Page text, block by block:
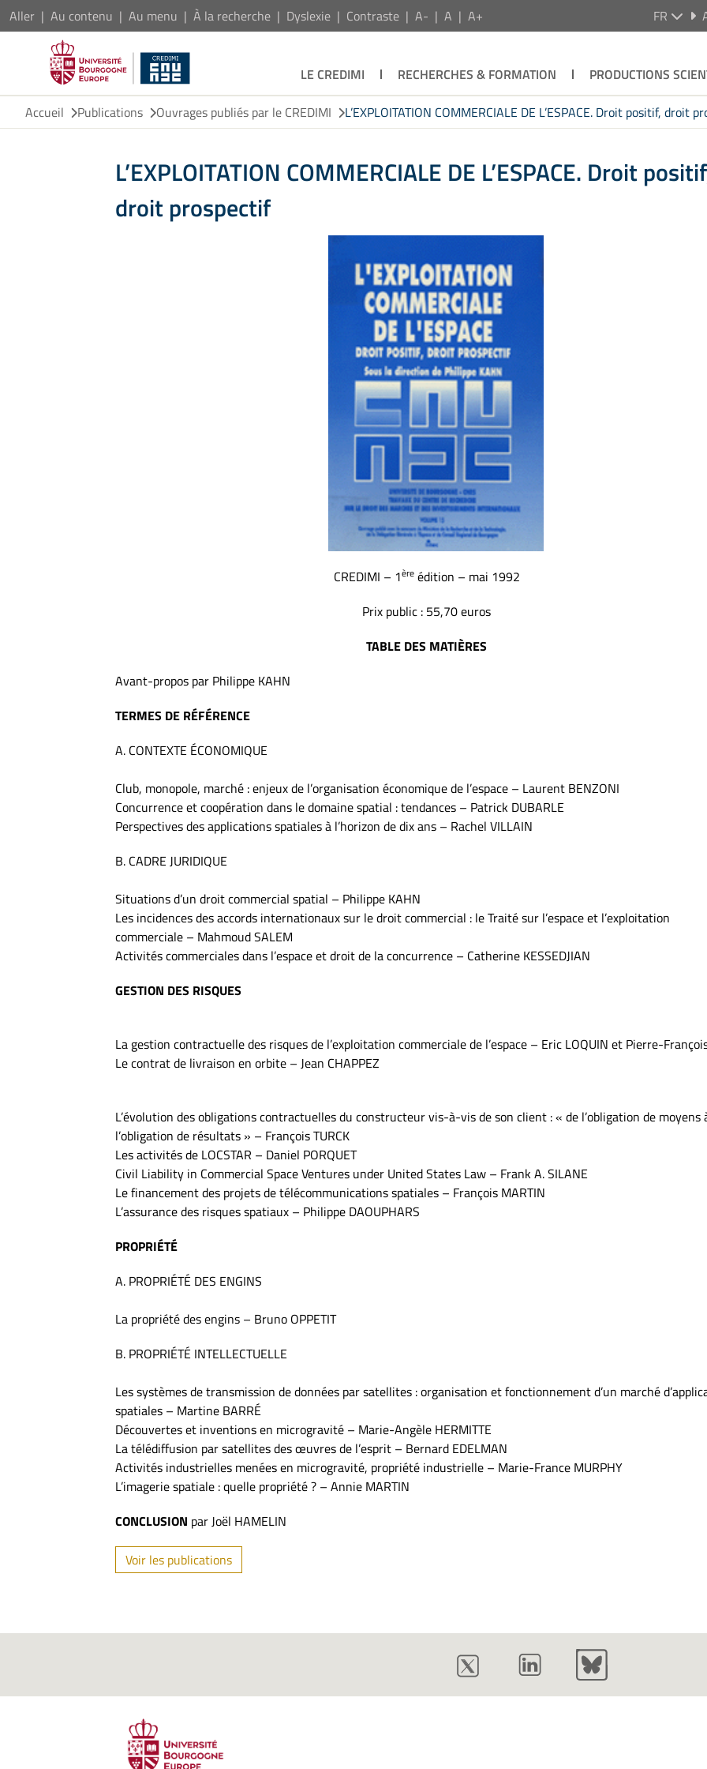
Aller Au contenu Au menu À la recherche Dyslexie Contraste A- A A+ FR
LE CREDIMI RECHERCHES & FORMATION PRODUCTIONS
Accueil
Publications Ouvrages publiés par le CREDIMI L’EXPLOITATION COMMERCIALE DE L’ESPACE. Droit positif, droit
L’EXPLOITATION COMMERCIALE DE L’ESPACE. Droit
droit prospectif
CREDIMI – 1èreédition – mai 1992
Prix public : 55,70 euros
TABLE DES MATIÈRES
Avant-propos par Philippe KAHN
TERMES DE RÉFÉRENCE
A. CONTEXTE ÉCONOMIQUE
Club, monopole, marché : enjeux de l’organisation économique de l’espace – Laurent BENZONI
Concurrence et coopération dans le domaine spatial : tendances – Patrick DUBARLE
Perspectives des applications spatiales à l’horizon de dix ans – Rachel VILLAIN
B. CADRE JURIDIQUE
Situations d’un droit commercial spatial – Philippe KAHN
Les incidences des accords internationaux sur le droit commercial : le Traité sur l’espace et l’exploitation
commerciale – Mahmoud SALEM
Activités commerciales dans l’espace et droit de la concurrence – Catherine KESSEDJIAN
GESTION DES RISQUES
La gestion contractuelle des risques de l’exploitation commerciale de l’espace – Eric LOQUIN et Pierre-
Le contrat de livraison en orbite – Jean CHAPPEZ
L’évolution des obligations contractuelles du constructeur vis-à-vis de son client : « de l’obligation de moyens
l’obligation de résultats » – François TURCK
Les activités de LOCSTAR – Daniel PORQUET
Civil Liability in Commercial Space Ventures under United States Law – Frank A. SILANE
Le financement des projets de télécommunications spatiales – François MARTIN
L’assurance des risques spatiaux – Philippe DAOUPHARS
PROPRIÉTÉ
A. PROPRIÉTÉ DES ENGINS
La propriété des engins – Bruno OPPETIT
B. PROPRIÉTÉ INTELLECTUELLE
Les systèmes de transmission de données par satellites : organisation et fonctionnement d’un marché
spatiales – Martine BARRÉ
Découvertes et inventions en microgravité – Marie-Angèle HERMITTE
La télédiffusion par satellites des œuvres de l’esprit – Bernard EDELMAN
Activités industrielles menées en microgravité, propriété industrielle – Marie-France MURPHY
L’imagerie spatiale : quelle propriété ? – Annie MARTIN
CONCLUSION par Joël HAMELIN
Voir les publications